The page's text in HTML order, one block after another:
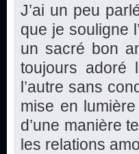
J’ai un peu
que je souligne
un sacré bon
toujours adoré
l’autre sans
mise en
d’une manière
les relations